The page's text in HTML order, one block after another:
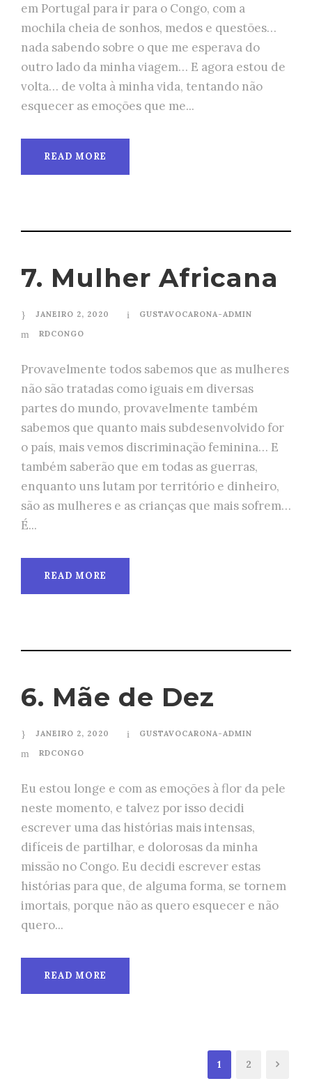
em Portugal para ir para o Congo, com a
mochila cheia de sonhos, medos e questões…
nada sabendo sobre o que me esperava do
outro lado da minha viagem… E agora estou de
volta… de volta à minha vida, tentando não
esquecer as emoções que me...
READ MORE
7. Mulher Africana
JANEIRO 2, 2020
GUSTAVOCARONA-ADMIN
RDCONGO
Provavelmente todos sabemos que as mulheres
não são tratadas como iguais em diversas
partes do mundo, provavelmente também
sabemos que quanto mais subdesenvolvido for
o país, mais vemos discriminação feminina… E
também saberão que em todas as guerras,
enquanto uns lutam por território e dinheiro,
são as mulheres e as crianças que mais sofrem…
É...
READ MORE
6. Mãe de Dez
JANEIRO 2, 2020
GUSTAVOCARONA-ADMIN
RDCONGO
Eu estou longe e com as emoções à flor da pele
neste momento, e talvez por isso decidi
escrever uma das histórias mais intensas,
difíceis de partilhar, e dolorosas da minha
missão no Congo. Eu decidi escrever estas
histórias para que, de alguma forma, se tornem
imortais, porque não as quero esquecer e não
quero...
READ MORE
1 2